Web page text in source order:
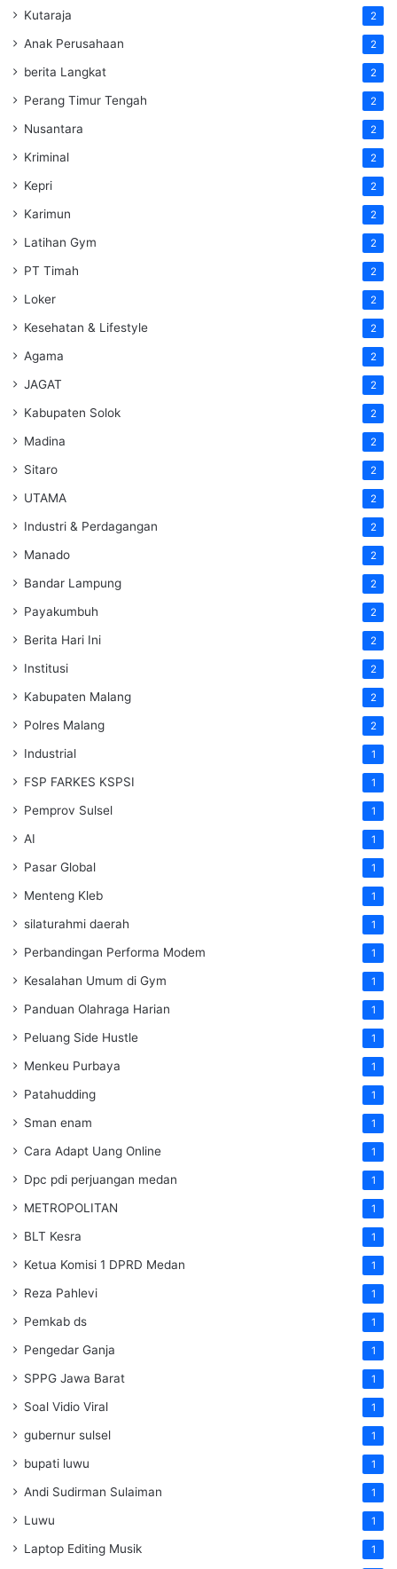
Kutaraja 2
Anak Perusahaan 2
berita Langkat 2
Perang Timur Tengah 2
Nusantara 2
Kriminal 2
Kepri 2
Karimun 2
Latihan Gym 2
PT Timah 2
Loker 2
Kesehatan & Lifestyle 2
Agama 2
JAGAT 2
Kabupaten Solok 2
Madina 2
Sitaro 2
UTAMA 2
Industri & Perdagangan 2
Manado 2
Bandar Lampung 2
Payakumbuh 2
Berita Hari Ini 2
Institusi 2
Kabupaten Malang 2
Polres Malang 2
Industrial 1
FSP FARKES KSPSI 1
Pemprov Sulsel 1
AI 1
Pasar Global 1
Menteng Kleb 1
silaturahmi daerah 1
Perbandingan Performa Modem 1
Kesalahan Umum di Gym 1
Panduan Olahraga Harian 1
Peluang Side Hustle 1
Menkeu Purbaya 1
Patahudding 1
Sman enam 1
Cara Adapt Uang Online 1
Dpc pdi perjuangan medan 1
METROPOLITAN 1
BLT Kesra 1
Ketua Komisi 1 DPRD Medan 1
Reza Pahlevi 1
Pemkab ds 1
Pengedar Ganja 1
SPPG Jawa Barat 1
Soal Vidio Viral 1
gubernur sulsel 1
bupati luwu 1
Andi Sudirman Sulaiman 1
Luwu 1
Laptop Editing Musik 1